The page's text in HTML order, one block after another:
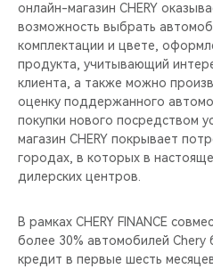
CHERY ДЛЯ ДЕТЕЙ
онлайн-магазин CHERY
возможность выбрать
комплектации и цвете,
продукта, учитывающий
клиента, а также можно
оценку поддержанного
покупки нового посредством
магазин CHERY покрывает
городах, в которых в
дилерских центров.
В рамках CHERY FINANCE
более 30% автомобилей Chery
кредит в первые шесть